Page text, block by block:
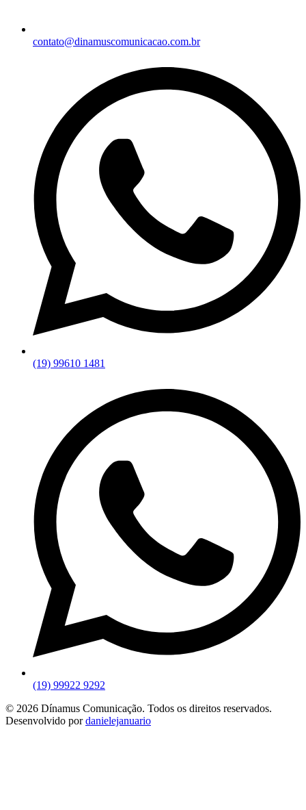
contato@dinamuscomunicacao.com.br
(19) 99610 1481
(19) 99922 9292
© 2026 Dínamus Comunicação. Todos os direitos reservados.
Desenvolvido pordanielejanuario